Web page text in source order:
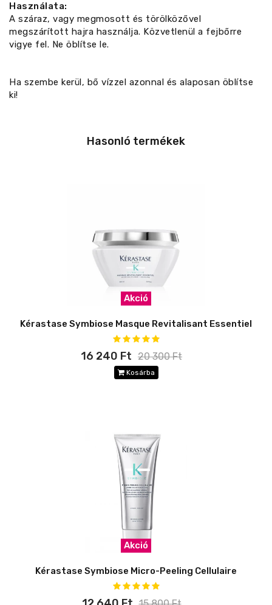
Használata:
A száraz, vagy megmosott és törölközővel
megszárított hajra használja. Közvetlenül a fejbőrre
vigye fel. Ne öblítse le.
Ha szembe kerül, bő vízzel azonnal és alaposan öblítse
ki!
Hasonló termékek
Akció
Kérastase Symbiose Masque Revitalisant Essentiel
16 240 Ft 20 300 Ft
Kosárba
Akció
Kérastase Symbiose Micro-Peeling Cellulaire